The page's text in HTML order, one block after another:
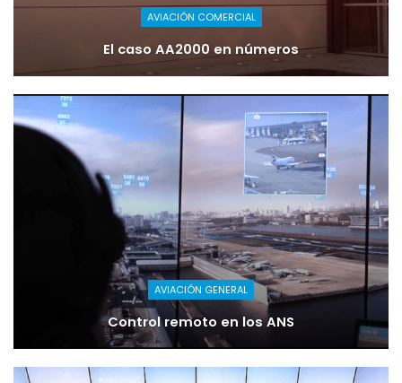
AVIACIÓN COMERCIAL
El caso AA2000 en números
AVIACIÓN GENERAL
Control remoto en los ANS